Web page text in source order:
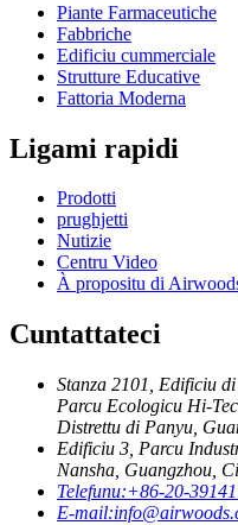
Piante Farmaceutiche
Fabbriche
Edificiu cummerciale
Strutture Educative
Fattoria Moderna
Ligami rapidi
Prodotti
prughjetti
Nutizie
Centru Video
À propositu di
Cuntattateci
Stanza 2101, Edificiu
Parcu Ecologicu Hi-
Distrettu di Panyu,
Edificiu 3, Parcu
Nansha, Guangzhou,
Telefunu:+86-20-
E-mail: